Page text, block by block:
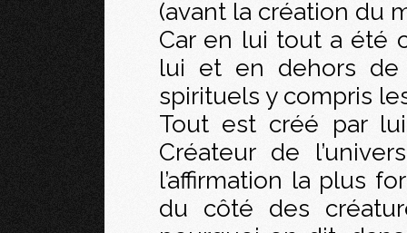
(avant la création du
Car en lui tout a été
lui et en dehors
spirituels y compris
Tout est créé par
Créateur de
l’affirmation la plus
du côté des